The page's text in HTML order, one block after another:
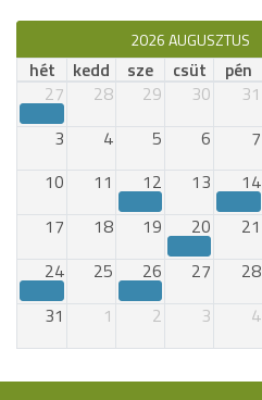
2026 AUGUSZTUS
hét kedd sze csüt pén
27
28 29 30 31
3
4 5 6 7
10
11 12 13 14
17
18 19 20 21
24
25 26 27 28
31
1 2 3 4